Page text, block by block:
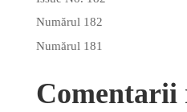
Numărul 182
Numărul 181
Comentarii